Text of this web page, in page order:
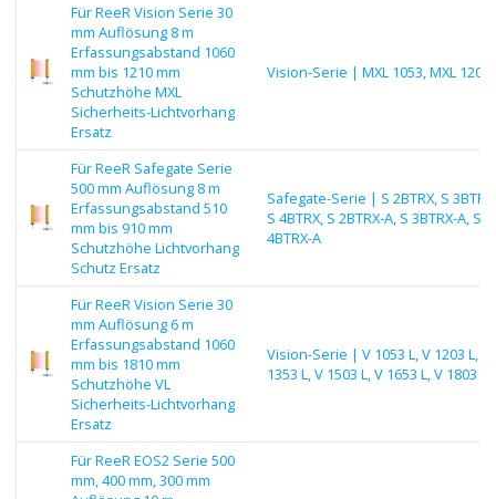
Für ReeR Vision Serie 30
mm Auflösung 8 m
Erfassungsabstand 1060
mm bis 1210 mm
Schutzhöhe MXL
Sicherheits-Lichtvorhang
Ersatz
Vision-Serie | MXL 1053, MXL 1203
Für ReeR Safegate Serie
500 mm Auflösung 8 m
Erfassungsabstand 510
mm bis 910 mm
Schutzhöhe Lichtvorhang
Schutz Ersatz
Safegate-Serie | S 2BTRX, S 3BTRX,
S 4BTRX, S 2BTRX-A, S 3BTRX-A, S
4BTRX-A
Für ReeR Vision Serie 30
mm Auflösung 6 m
Erfassungsabstand 1060
mm bis 1810 mm
Schutzhöhe VL
Sicherheits-Lichtvorhang
Ersatz
Vision-Serie | V 1053 L, V 1203 L, V
1353 L, V 1503 L, V 1653 L, V 1803 L
Für ReeR EOS2 Serie 500
mm, 400 mm, 300 mm